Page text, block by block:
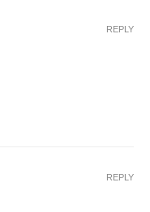
REPLY
REPLY